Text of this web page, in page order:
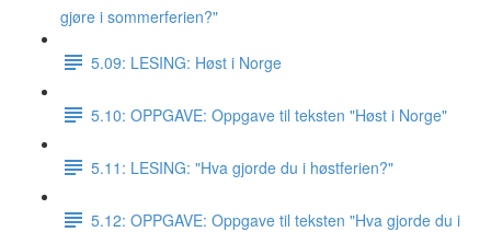
gjøre i sommerferien?"
5.09: LESING: Høst i Norge
5.10: OPPGAVE: Oppgave til teksten "Høst i Norge"
5.11: LESING: "Hva gjorde du i høstferien?"
5.12: OPPGAVE: Oppgave til teksten "Hva gjorde du i